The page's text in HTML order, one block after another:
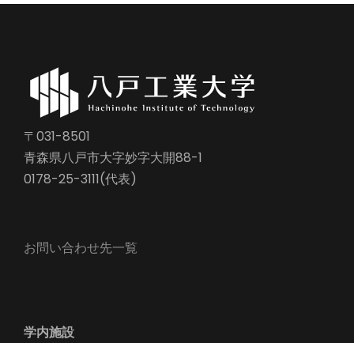
〒031-8501
青森県八戸市大字妙字大開88-1
0178-25-3111(代表)
お問い合わせ先一覧
学内施設